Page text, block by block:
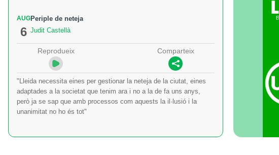
AUG
6
Periple de neteja
Judit Castellà
Reprodueix Comparteix
"Lleida necessita eines per gestionar la neteja de la ciutat, eines
adaptades a la societat que tenim ara i no a la de fa uns anys,
però ja se sap que amb processos com aquests la il·lusió i la
unanimitat no ho és tot"